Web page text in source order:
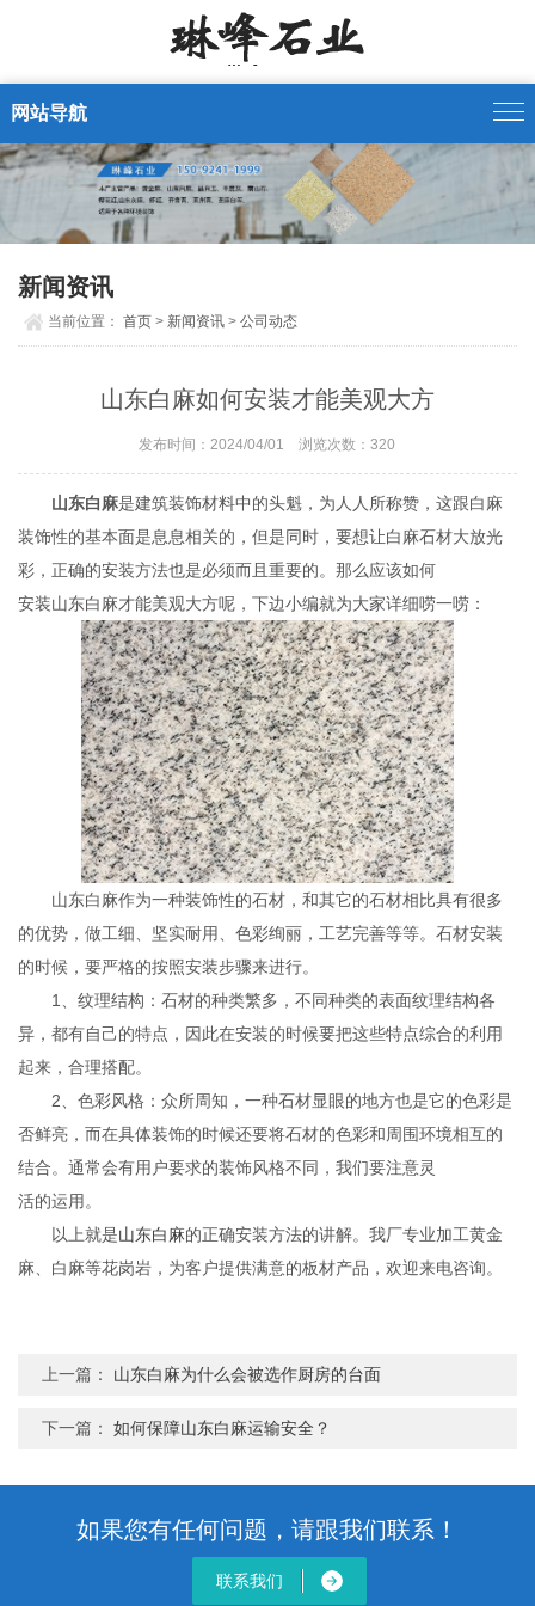
网站导航
新闻资讯
当前位置：首页 > 新闻资讯 >公司动态
山东白麻如何安装才能美观大方
发布时间：2024/04/01 浏览次数：320
山东白麻是建筑装饰材料中的头魁，为人人所称赞，这跟白麻
装饰性的基本面是息息相关的，但是同时，要想让白麻石材大放光
彩，正确的安装方法也是必须而且重要的。那么应该如何
安装山东白麻才能美观大方呢，下边小编就为大家详细唠一唠：
山东白麻作为一种装饰性的石材，和其它的石材相比具有很多
的优势，做工细、坚实耐用、色彩绚丽，工艺完善等等。石材安装
的时候，要严格的按照安装步骤来进行。
1、纹理结构：石材的种类繁多，不同种类的表面纹理结构各
异，都有自己的特点，因此在安装的时候要把这些特点综合的利用
起来，合理搭配。
2、色彩风格：众所周知，一种石材显眼的地方也是它的色彩是
否鲜亮，而在具体装饰的时候还要将石材的色彩和周围环境相互的
结合。通常会有用户要求的装饰风格不同，我们要注意灵
活的运用。
以上就是山东白麻的正确安装方法的讲解。我厂专业加工黄金
麻、白麻等花岗岩，为客户提供满意的板材产品，欢迎来电咨询。
上一篇： 山东白麻为什么会被选作厨房的台面
下一篇：如何保障山东白麻运输安全？
如果您有任何问题，请跟我们联系！
联系我们